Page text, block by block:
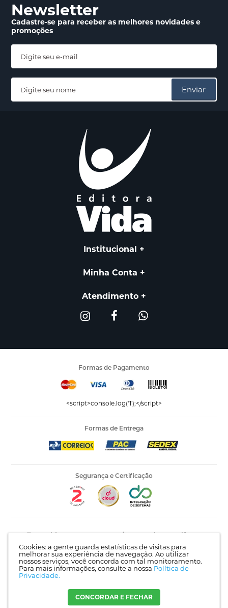
Cookies: a gente guarda estatísticas de visitas para
melhorar sua experiência de navegação. Ao utilizar
nossos serviços, você concorda com tal monitoramento.
Para mais informações, consulte a nossa Política de
Privacidade.
CONCORDAR E FECHAR
Newsletter
Cadastre-se para receberas melhores novidadese
promoções
Enviar
Institucional
Minha Conta
Atendimento
Formas de Pagamento
<script>console.log('1');</script>
Formas de Entrega
Segurança e Certificação
Editora Vida LTDA - 53.535.423/0005-04 | AV Recife, 841 -
Guarulhos - SP | CEP 07215-030 |Mapa do site
Crie sua loja virtualcom a melhor empresa de e-commerce do
Brasil.